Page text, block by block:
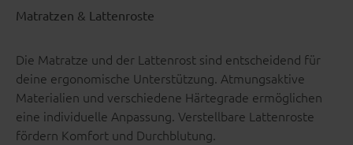
Matratzen & Lattenroste
Die Matratze und der Lattenrost sind entscheidend für
deine ergonomische Unterstützung. Atmungsaktive
Materialien und verschiedene Härtegrade ermöglichen
eine individuelle Anpassung. Verstellbare Lattenroste
fördern Komfort und Durchblutung.